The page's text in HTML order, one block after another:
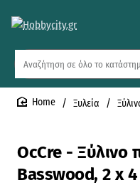
Αναζήτηση
όλο
το
OcCre - Ξύλινο
Basswood, 2 x
Ξυλεία